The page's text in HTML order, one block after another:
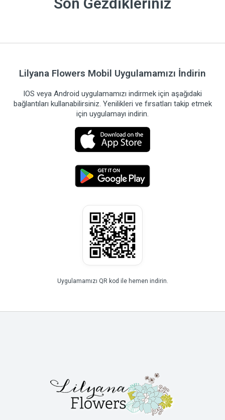
Lilyana Flowers Mobil Uygulamamızı İndirin
IOS veya Android uygulamamızı indirmek için aşağıdaki
bağlantıları kullanabilirsiniz. Yenilikleri ve fırsatları takip etmek
için uygulamayı indirin.
Uygulamamızı QR kod ile hemen indirin.